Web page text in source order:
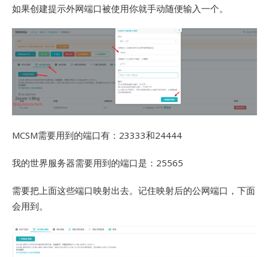
如果创建提示外网端口被使用你就手动随便输入一个。
MCSM需要用到的端口有：23333和24444
我的世界服务器需要用到的端口是：25565
需要把上面这些端口映射出去。记住映射后的公网端口，下面
会用到。